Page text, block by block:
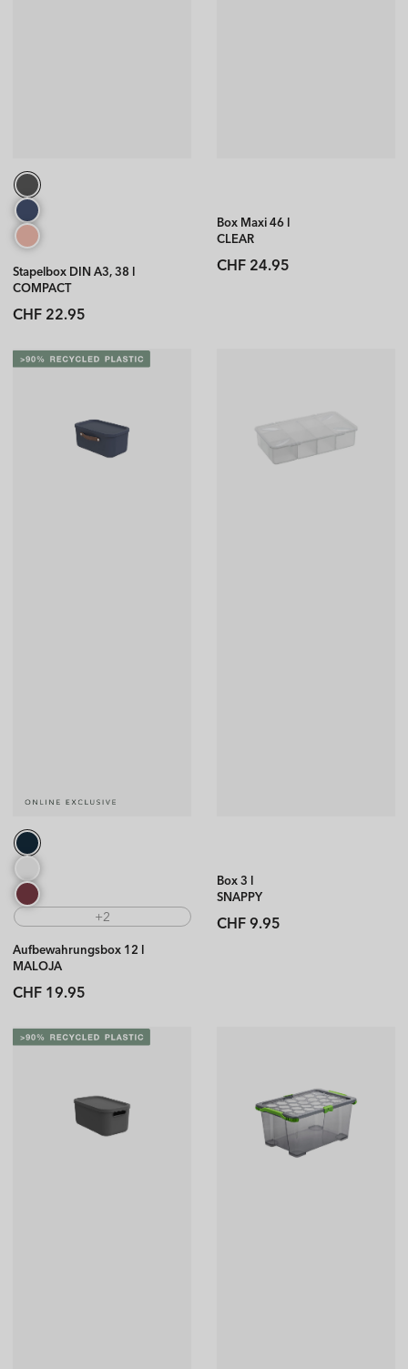
Stapelbox DIN A3, 38 l
COMPACT
Normaler
CHF 22.95
Box Maxi 46 l
CLEAR
Normaler
CHF 24.95
+2
Aufbewahrungsbox 12 l
MALOJA
Normaler
CHF 19.95
Box 3 l
SNAPPY
Normaler
CHF 9.95